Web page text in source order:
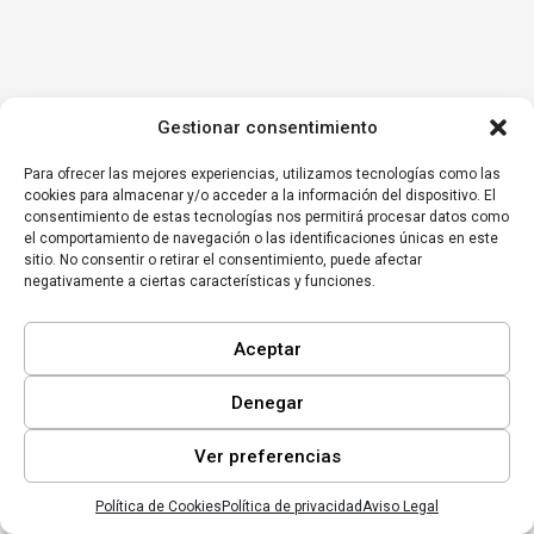
Gestionar consentimiento
Para ofrecer las mejores experiencias, utilizamos tecnologías como las
cookies para almacenar y/o acceder a la información del dispositivo. El
consentimiento de estas tecnologías nos permitirá procesar datos como
el comportamiento de navegación o las identificaciones únicas en este
sitio. No consentir o retirar el consentimiento, puede afectar
negativamente a ciertas características y funciones.
Aceptar
Denegar
Ver preferencias
Política de Cookies Política de privacidadAviso Legal
Inicio Mi lista Perfil